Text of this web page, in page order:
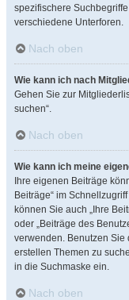
spezifischere
verschiedene Unterforen.
Nach oben
Wie kann ich nach
Gehen Sie zur
suchen“.
Nach oben
Wie kann ich meine
Ihre eigenen Beiträge
Beiträge“ im
können Sie auch „Ihre
oder „Beiträge des
verwenden. Benutzen Sie
erstellen Themen zu
in die Suchmaske ein.
Nach oben